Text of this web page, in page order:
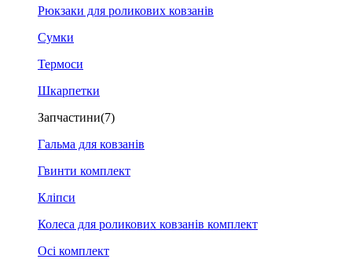
Рюкзаки для роликових ковзанів
Сумки
Термоси
Шкарпетки
Запчастини(7)
Гальма для ковзанів
Гвинти комплект
Кліпси
Колеса для роликових ковзанів комплект
Осі комплект